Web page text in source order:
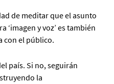
de meditar que el asunto
y voz’ es también
con el público.
país. Si no, seguirán
la